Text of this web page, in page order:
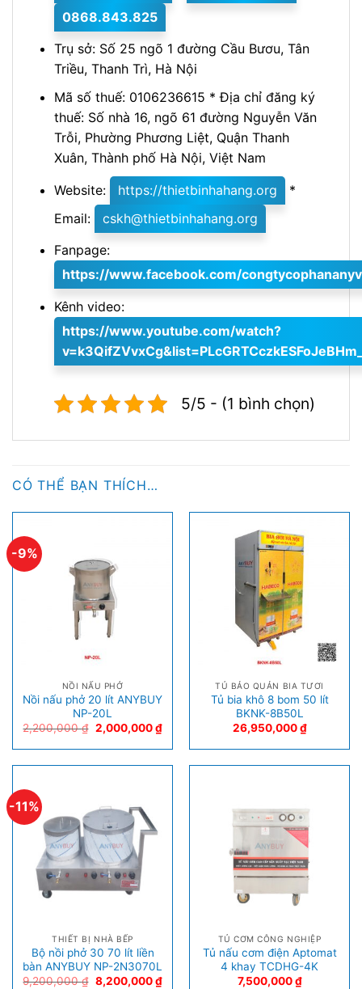
0868.843.825
Trụ sở: Số 25 ngõ 1 đường Cầu Bươu, Tân
Triều, Thanh Trì, Hà Nội
Mã số thuế: 0106236615 * Địa chỉ đăng ký
thuế: Số nhà 16, ngõ 61 đường Nguyễn Văn
Trỗi, Phường Phương Liệt, Quận Thanh
Xuân, Thành phố Hà Nội, Việt Nam
Website:
https://thietbinhahang.org
*
Email:
cskh@thietbinhahang.org
Fanpage:
https://www.facebook.com/
Kênh video:
https://www.youtube.com/watch?
5/5 - (1 bình chọn)
CÓ THỂ BẠN THÍCH…
-9%
NỒI NẤU PHỞ
Nồi nấu phở 20 lít ANYBUY
NP-20L
2,200,000₫ 2,000,000₫
TỦ BẢO QUẢN BIA TƯƠI
Tủ bia khô 8 bom 50 lít
BKNK-8B50L
26,950,000₫
-11%
THIẾT BỊ NHÀ BẾP
Bộ nồi phở 30 70 lít liền
bàn ANYBUY NP-2N3070L
9,200,000₫ 8,200,000₫
TỦ CƠM CÔNG NGHIỆP
Tủ nấu cơm điện Aptomat
4 khay TCDHG-4K
7,500,000₫